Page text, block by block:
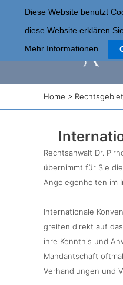
Home >
Rechtsanwalt Dr.
übernimmt für Sie
Angelegenheiten im
Internationale
greifen direkt auf
ihre Kenntnis und
Mandantschaft
Verhandlungen und
Diese Website benutzt
diese Website erklären
Mehr Informationen